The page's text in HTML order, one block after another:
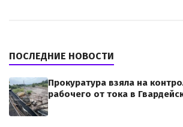
ПОСЛЕДНИЕ НОВОСТИ
Прокуратура взяла на
рабочего от тока в